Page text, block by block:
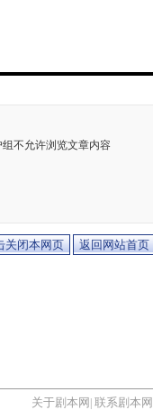
不允许浏览文章内容
关于剧本网 联系剧本网